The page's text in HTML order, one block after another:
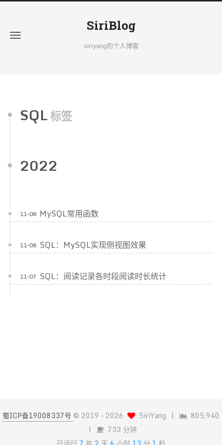
SiriBlog
siriyang的个人博客
SQL标签
2022
MySQL常用函数
11-08
SQL：MySQL实现侧视图效果
11-08
SQL：阅读记录各时段阅读时长统计
11-07
蜀ICP备19008337号 © 2019 – 2026 SiriYang |
805,940
|
733 分钟